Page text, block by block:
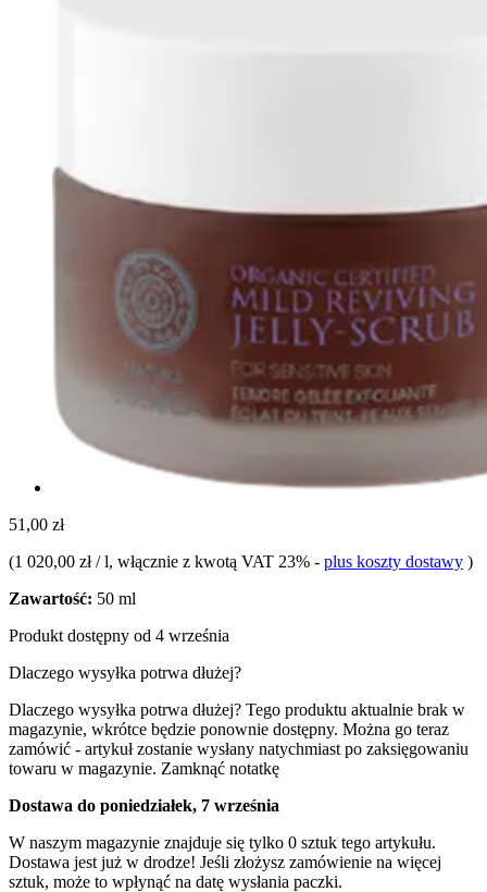
51,00 zł
(1 020,00 zł / l, włącznie z kwotą VAT 23% - plus koszty dostawy )
Zawartość: 50 ml
Produkt dostępny od 4 września
Dlaczego wysyłka potrwa dłużej?
Dlaczego wysyłka potrwa dłużej? Tego produktu aktualnie brak w
magazynie, wkrótce będzie ponownie dostępny. Można go teraz
zamówić - artykuł zostanie wysłany natychmiast po zaksięgowaniu
towaru w magazynie. Zamknąć notatkę
Dostawa do poniedziałek, 7 września
W naszym magazynie znajduje się tylko 0 sztuk tego artykułu.
Dostawa jest już w drodze! Jeśli złożysz zamówienie na więcej
sztuk, może to wpłynąć na datę wysłania paczki.